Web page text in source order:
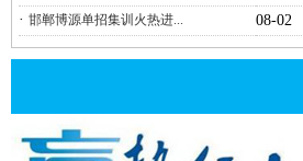
· 邯郸博源单招集训火热进... 08-02